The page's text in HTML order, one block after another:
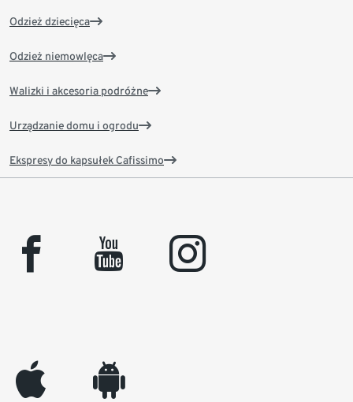
Odzież dziecięca
Odzież niemowlęca
Walizki i akcesoria podróżne
Urządzanie domu i ogrodu
Ekspresy do kapsułek Cafissimo
facebook youtube instagram
appleinc android